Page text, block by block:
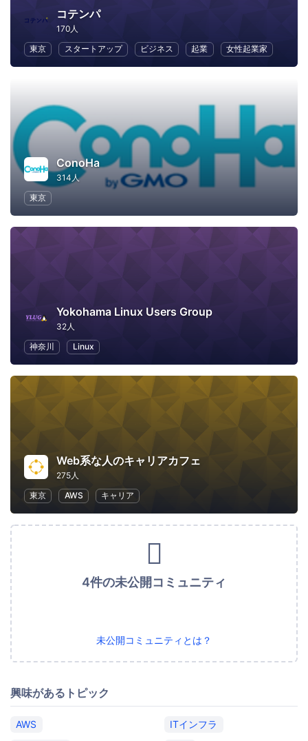
コテンパ
170人
東京
スタートアップ ビジネス 起業 女性起業家
ConoHa
314人
東京
Yokohama Linux Users Group
32人
神奈川
Linux
Web系な人のキャリアカフェ
275人
東京
AWS キャリア
4件の未公開コミュニティ
未公開コミュニティとは？
興味があるトピック
AWS
ITインフラ